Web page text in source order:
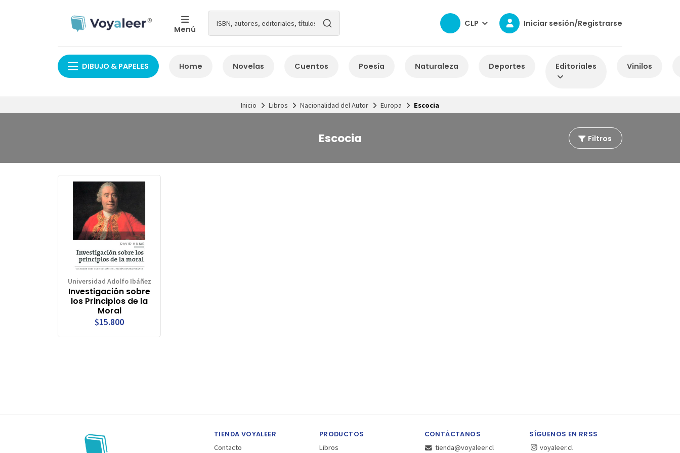
Menú
CLP Iniciar sesión/Registrarse
DIBUJO & PAPELES Home Novelas Cuentos Poesía Naturaleza Deportes Editoriales Vinilos
Inicio Libros Nacionalidad del Autor Europa Escocia
Escocia Filtros
Universidad Adolfo Ibáñez
Investigación sobre
los Principios de la
Moral
$15.800
TIENDA VOYALEER
Contacto
PRODUCTOS
Libros
CONTÁCTANOS
tienda@voyaleer.cl
SÍGUENOS EN RRSS
voyaleer.cl